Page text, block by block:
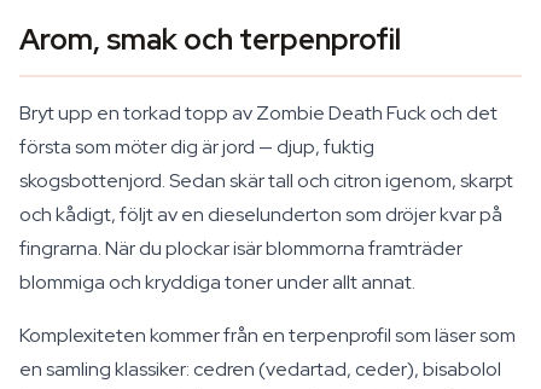
Arom, smak och terpenprofil
Bryt upp en torkad topp av Zombie Death Fuck och det
första som möter dig är jord — djup, fuktig
skogsbottenjord. Sedan skär tall och citron igenom, skarpt
och kådigt, följt av en dieselunderton som dröjer kvar på
fingrarna. När du plockar isär blommorna framträder
blommiga och kryddiga toner under allt annat.
Komplexiteten kommer från en terpenprofil som läser som
en samling klassiker: cedren (vedartad, ceder), bisabolol